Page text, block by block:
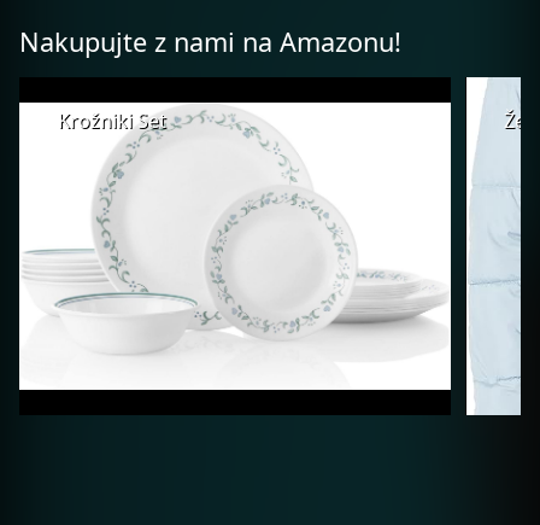
Nakupujte z nami na Amazonu!
Krožniki Set